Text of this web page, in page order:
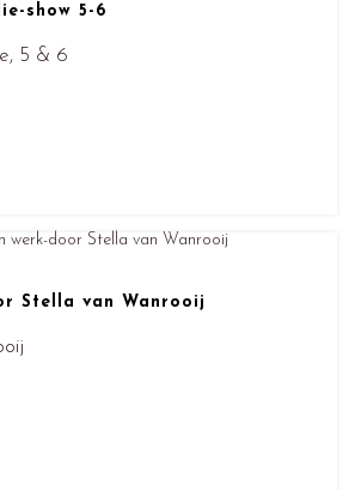
show 5-6
5 & 6
Stella van Wanrooij